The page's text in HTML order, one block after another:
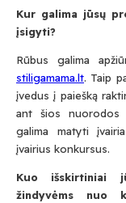
Kur galima jūsų
įsigyti?
Rūbus galima
stiligamama.lt. Taip
įvedus į paiešką
ant šios nuorodos
galima matyti
įvairius konkursus.
Kuo išskirtiniai
žindyvėms nuo